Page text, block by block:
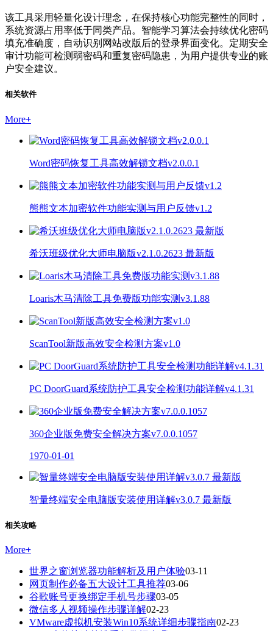
该工具采用轻量化设计理念，在保持核心功能完整性的同时，
系统资源占用率低于同类产品。智能学习算法会持续优化密码
填充准确度，自动识别网站改版后的登录界面变化。定期安全
审计功能可检测弱密码和重复密码隐患，为用户提供专业的账
户安全建议。
相关软件
More+
Word密码恢复工具高效解锁文档v2.0.0.1
熊熊文本加密软件功能实测与用户反馈v1.2
希沃班级优化大师电脑版v2.1.0.2623 最新版
Loaris木马清除工具免费版功能实测v3.1.88
ScanTool新版高效安全检测方案v1.0
PC DoorGuard系统防护工具安全检测功能详解v4.1.31
360企业版免费安全解决方案v7.0.0.1057
1970-01-01
智量终端安全电脑版安装使用详解v3.0.7 最新版
相关攻略
More+
世界之窗浏览器功能解析及用户体验03-11
网页制作必备五大设计工具推荐03-06
谷歌账号更换绑定手机号步骤03-05
微信多人视频操作步骤详解02-23
VMware虚拟机安装Win10系统详细步骤指南02-23